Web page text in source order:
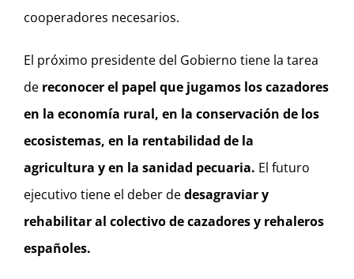
cooperadores necesarios.
El próximo presidente del Gobierno tiene la tarea
de reconocer el papel que jugamos los cazadores
en la economía rural, en la conservación de los
ecosistemas, en la rentabilidad de la
agricultura y en la sanidad pecuaria. El futuro
ejecutivo tiene el deber dedesagraviar y
rehabilitar al colectivo de cazadores y rehaleros
españoles.